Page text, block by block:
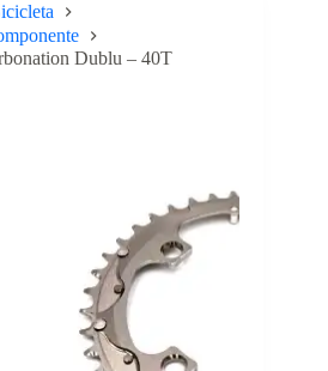
Dublu – 40T